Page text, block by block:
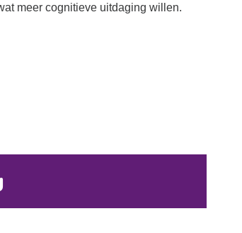
meer cognitieve uitdaging willen.